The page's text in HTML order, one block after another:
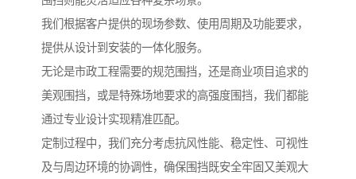
我们根据客户提供的现场参数、使用周期及功能要求，
提供从设计到安装的一体化服务。
无论是市政工程需要的规范围挡，还是商业项目追求的
美观围挡，或是特殊场地要求的高强度围挡，我们都能
通过专业设计实现精准匹配。
定制过程中，我们充分考虑抗风性能、稳定性、可视性
及与周边环境的协调性，确保围挡既安全牢固又美观大